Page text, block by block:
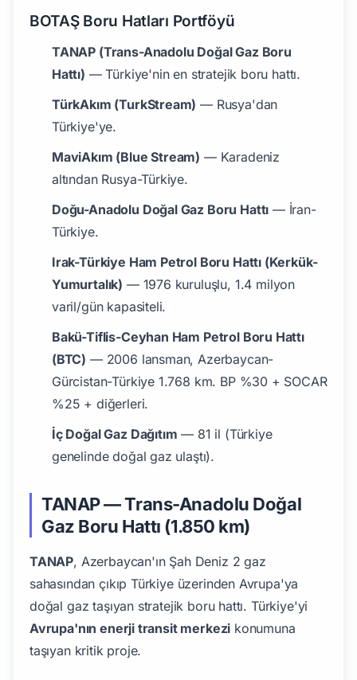
BOTAŞ Boru Hatları Portföyü
TANAP (Trans-Anadolu Doğal Gaz Boru
Hattı) — Türkiye'nin en stratejik boru hattı.
TürkAkım (TurkStream) — Rusya'dan
Türkiye'ye.
MaviAkım (Blue Stream) — Karadeniz
altından Rusya-Türkiye.
Doğu-Anadolu Doğal Gaz Boru Hattı — İran-
Türkiye.
Irak-Türkiye Ham Petrol Boru Hattı (Kerkük-
Yumurtalık) — 1976 kuruluşlu, 1.4 milyon
varil/gün kapasiteli.
Bakü-Tiflis-Ceyhan Ham Petrol Boru Hattı
(BTC) — 2006 lansman, Azerbaycan-
Gürcistan-Türkiye 1.768 km. BP %30 + SOCAR
%25 + diğerleri.
İç Doğal Gaz Dağıtım — 81 il (Türkiye
genelinde doğal gaz ulaştı).
TANAP — Trans-Anadolu Doğal
Gaz Boru Hattı (1.850 km)
TANAP, Azerbaycan'ın Şah Deniz 2 gaz
sahasından çıkıp Türkiye üzerinden Avrupa'ya
doğal gaz taşıyan stratejik boru hattı. Türkiye'yi
Avrupa'nın enerji transit merkezi konumuna
taşıyan kritik proje.